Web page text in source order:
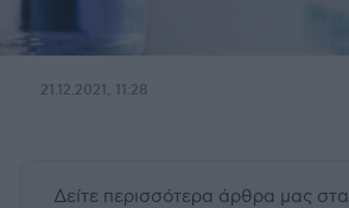
21.12.2021, 11:28
Δείτε περισσότερα άρθρα μας